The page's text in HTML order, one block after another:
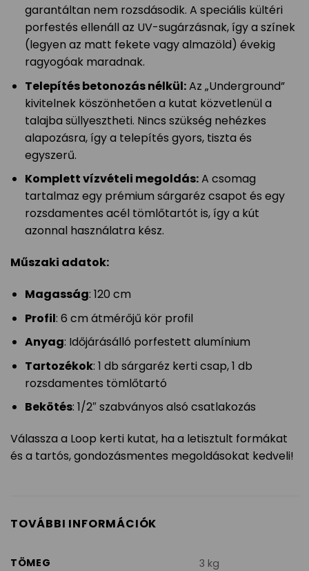
garantáltan nem rozsdásodik. A speciális kültéri
porfestés ellenáll az UV-sugárzásnak, így a színek
(legyen az matt fekete vagy almazöld) évekig
ragyogóak maradnak.
Telepítés betonozás nélkül:Az „Underground”
kivitelnek köszönhetően a kutat közvetlenül a
talajba süllyesztheti. Nincs szükség nehézkes
alapozásra, így a telepítés gyors, tiszta és
egyszerű.
Komplett vízvételi megoldás:A csomag
tartalmaz egy prémium sárgaréz csapot és egy
rozsdamentes acél tömlőtartót is, így a kút
azonnal használatra kész.
Műszaki adatok:
Magasság: 120 cm
Profil: 6 cm átmérőjű kör profil
Anyag: Időjárásálló porfestett alumínium
Tartozékok: 1 db sárgaréz kerti csap, 1 db
rozsdamentes tömlőtartó
Bekötés: 1/2″ szabványos alsó csatlakozás
Válassza a Loop kerti kutat, ha a letisztult formákat
és a tartós, gondozásmentes megoldásokat kedveli!
TOVÁBBI INFORMÁCIÓK
TÖMEG 3 kg